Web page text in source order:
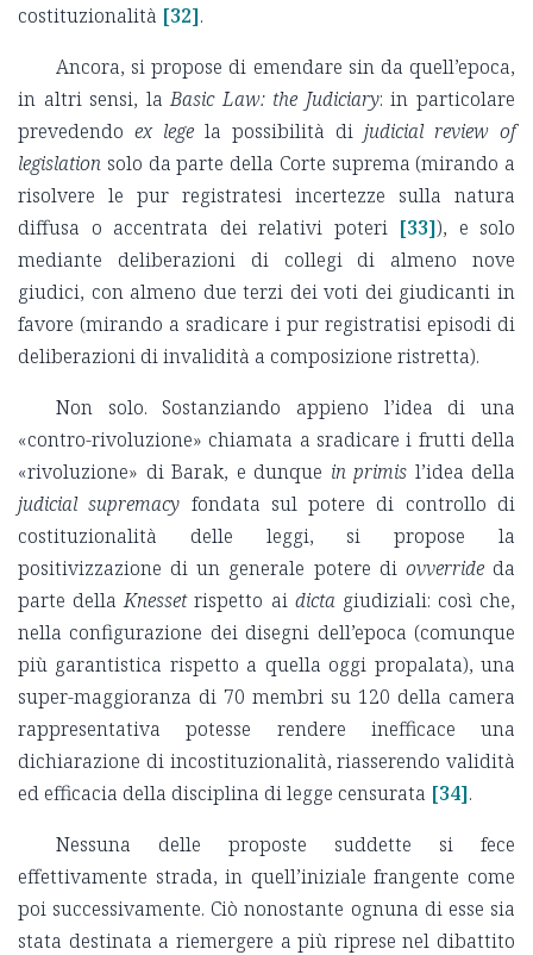
costituzionalità [32].
Ancora, si propose di emendare sin da quell’epoca,
in altri sensi, laBasic Law: the Judiciary: in particolare
prevedendo ex lege la possibilità di judicial review of
legislation solo da parte della Corte suprema (mirando a
risolvere le pur registratesi incertezze sulla natura
diffusa o accentrata dei relativi poteri [33]), e solo
mediante deliberazioni di collegi di almeno nove
giudici, con almeno due terzi dei voti dei giudicanti in
favore (mirando a sradicare i pur registratisi episodi di
deliberazioni di invalidità a composizione ristretta).
Non solo. Sostanziando appieno l’idea di una
«contro-rivoluzione» chiamata a sradicare i frutti della
«rivoluzione» di Barak, e dunque in primis l’idea della
judicial supremacy fondata sul potere di controllo di
costituzionalità delle leggi, si propose la
positivizzazione di un generale potere di ovverride da
parte dellaKnessetrispetto ai dicta giudiziali: così che,
nella configurazione dei disegni dell’epoca (comunque
più garantistica rispetto a quella oggi propalata), una
super-maggioranza di 70 membri su 120 della camera
rappresentativa potesse rendere inefficace una
dichiarazione di incostituzionalità, riasserendo validità
ed efficacia della disciplina di legge censurata [34].
Nessuna delle proposte suddette si fece
effettivamente strada, in quell’iniziale frangente come
poi successivamente. Ciò nonostante ognuna di esse sia
stata destinata a riemergere a più riprese nel dibattito